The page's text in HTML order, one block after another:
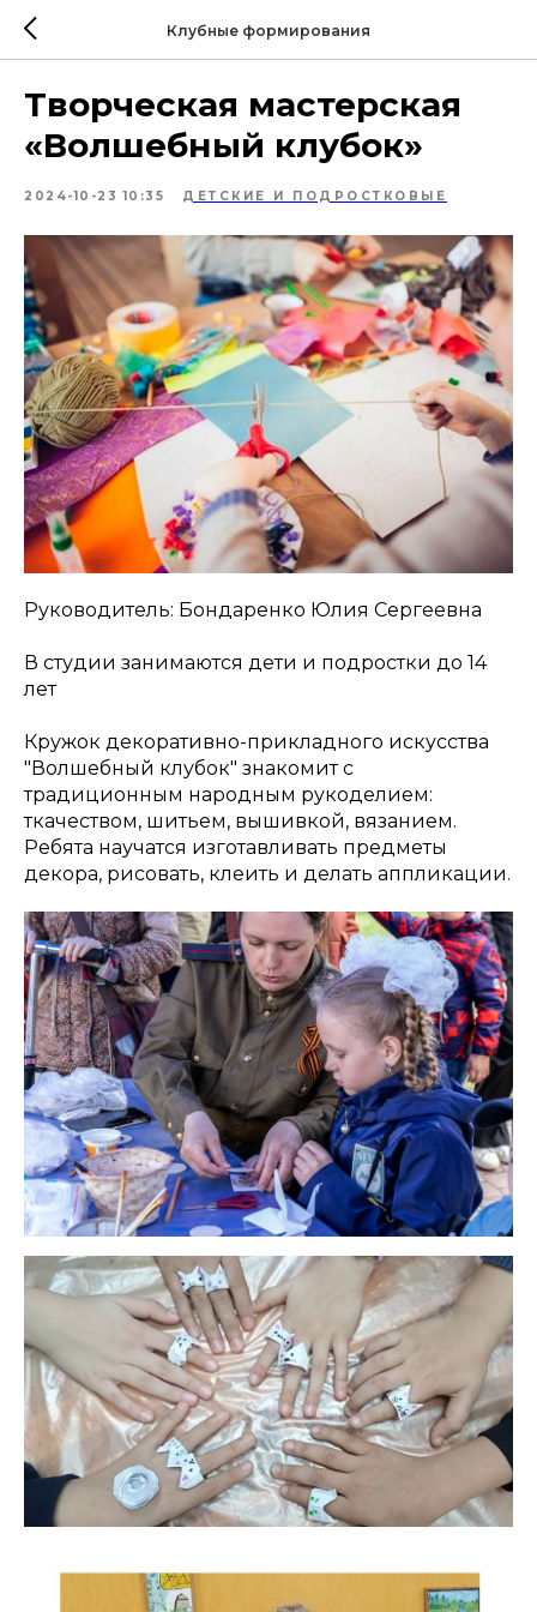
Клубные формирования
Творческая мастерская
«Волшебный клубок»
2024-10-23 10:35 ДЕТСКИЕ И ПОДРОСТКОВЫЕ
Руководитель: Бондаренко Юлия Сергеевна
В студии занимаются дети и подростки до 14
лет
Кружок декоративно-прикладного искусства
"Волшебный клубок" знакомит с
традиционным народным рукоделием:
ткачеством, шитьем, вышивкой, вязанием.
Ребята научатся изготавливать предметы
декора, рисовать, клеить и делать аппликации.